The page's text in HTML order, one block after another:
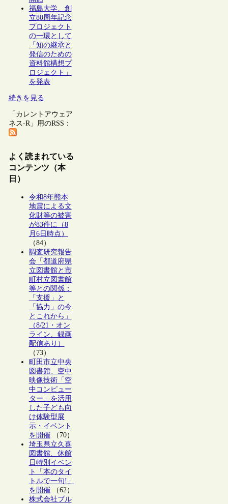
福島大学、創
立80周年記念
プロジェクト
の一環として
「知の継承と
発信のための
資料館構想プ
ロジェクト」
を発表
続きを見る
「カレントアウェア
ネス-R」用のRSS：
よく読まれている
コンテンツ（本
日）
令和8年熊本
地震による文
化財等の被害
が83件に（8
月6日時点）
（84）
調査研究報告
会「都道府県
立図書館と市
町村立図書館
等との関係：
「支援」と
「協力」の今
とこれから」
（8/21・オン
ライン、録画
配信あり）
（73）
町田市立中央
図書館、空中
映像技術「空
中コンピュー
ター」を活用
した子ども向
け体験型展
示・イベント
を開催（70）
埼玉県立久喜
図書館、休館
日特別イベン
ト「本のタイ
トルで一句!」
を開催（62）
株式会社ブル